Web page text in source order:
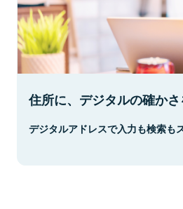
住所に、デジタルの確かさ
デジタルアドレスで入力も検索も